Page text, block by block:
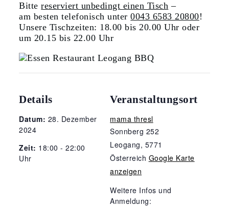
Bittereserviert unbedingt einen Tisch –
am besten telefonisch unter0043 6583 20800!
Unsere Tischzeiten: 18.00 bis 20.00 Uhr oder
um 20.15 bis 22.00 Uhr
Details
Datum: 28. Dezember
2024
Zeit: 18:00 - 22:00
Uhr
Veranstaltungsort
mama thresl
Sonnberg 252
Leogang, 5771
Österreich Google Karte
anzeigen
Weitere Infos und
Anmeldung: